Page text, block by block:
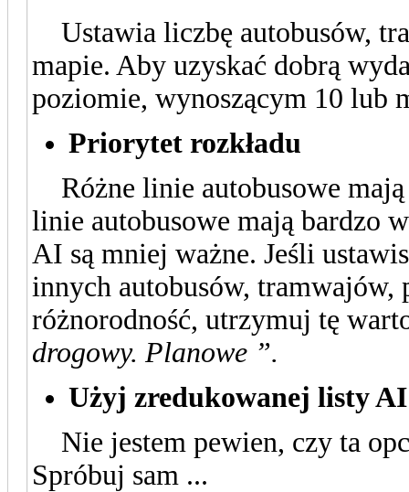
Ustawia liczbę autobusów,
mapie. Aby uzyskać dobrą
poziomie, wynoszącym 10 lub
Priorytet rozkładu
Różne linie autobusowe mają
linie autobusowe mają bardzo
AI są mniej ważne. Jeśli
innych autobusów,
różnorodność, utrzymuj tę
drogowy. Planowe ”.
Użyj zredukowanej listy AI
Nie jestem pewien, czy ta
Spróbuj sam ...